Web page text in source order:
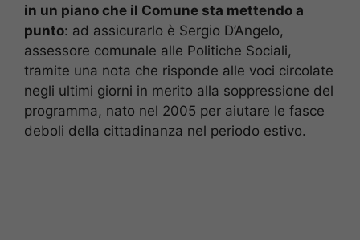
in un piano che il Comune sta mettendo a
punto: ad assicurarlo è Sergio D’Angelo,
assessore comunale alle Politiche Sociali,
tramite una nota che risponde alle voci circolate
negli ultimi giorni in merito alla soppressione del
programma, nato nel 2005 per aiutare le fasce
deboli della cittadinanza nel periodo estivo.